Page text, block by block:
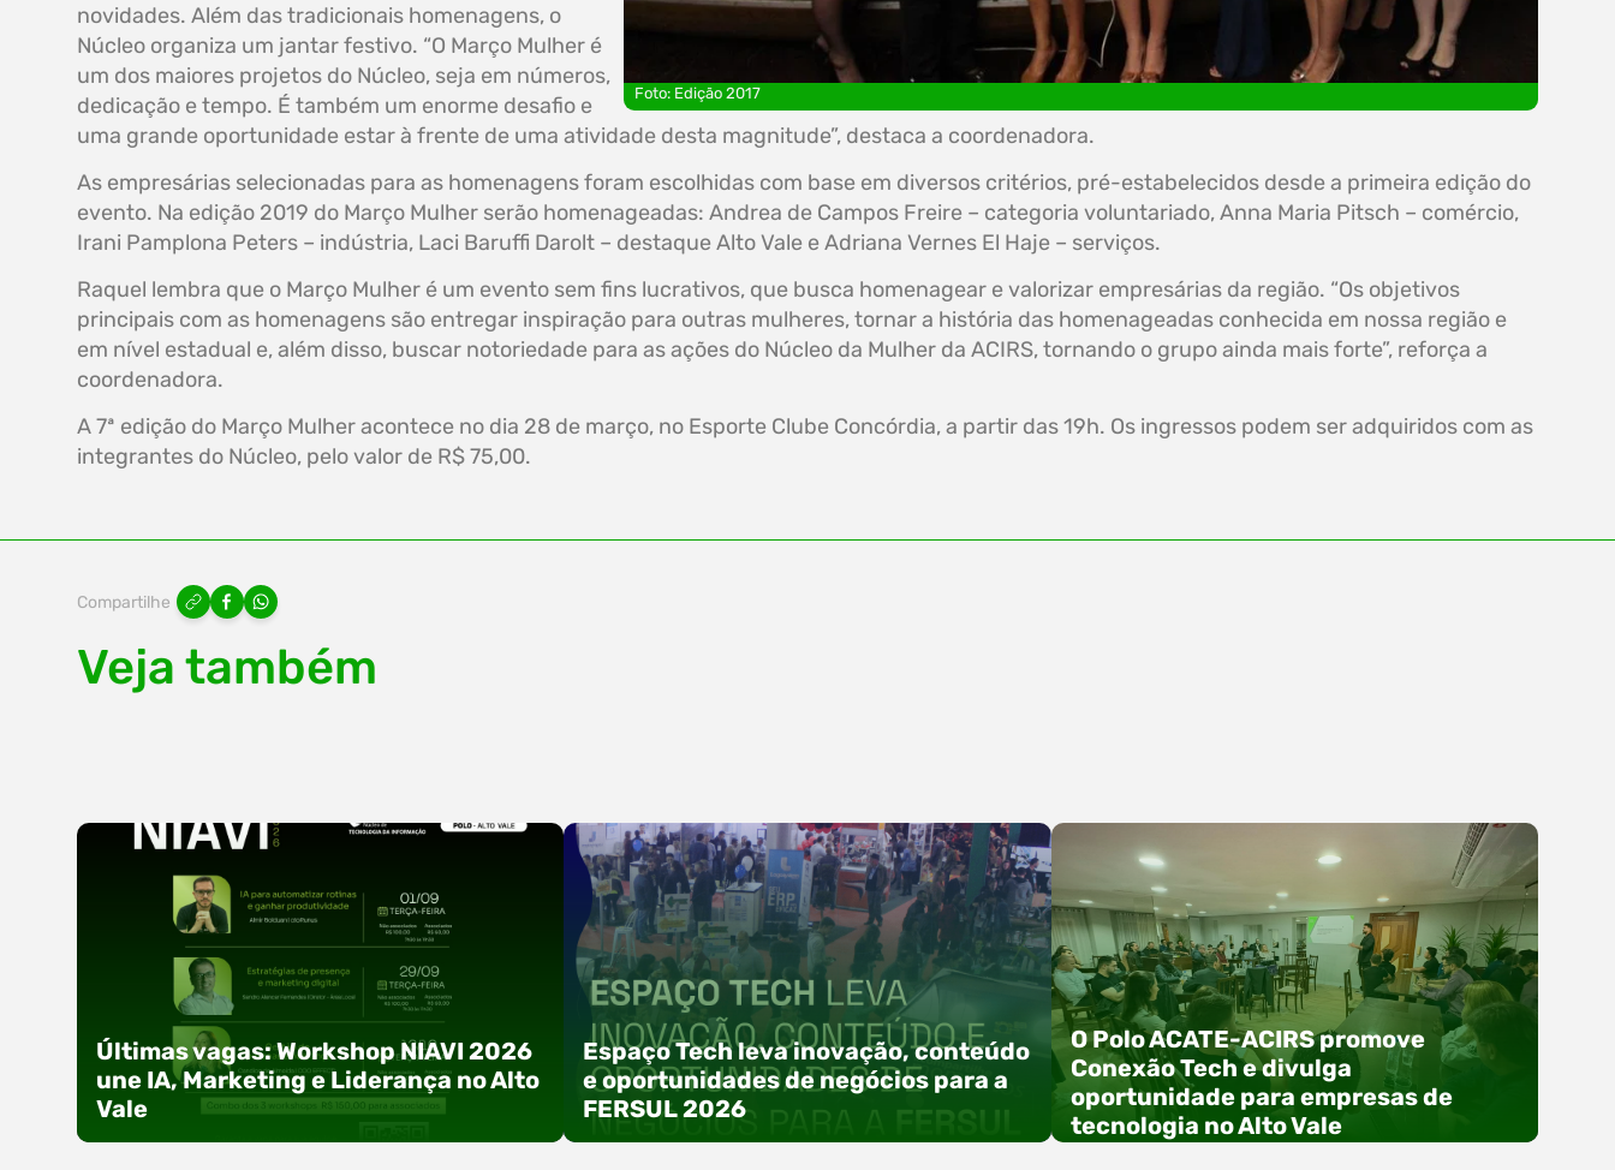
Foto: Edição 2017
novidades. Além das tradicionais homenagens, o
Núcleo organiza um jantar festivo. “O Março Mulher é
um dos maiores projetos do Núcleo, seja em números,
dedicação e tempo. É também um enorme desafio e
uma grande oportunidade estar à frente de uma atividade desta magnitude”, destaca a coordenadora.
As empresárias selecionadas para as homenagens foram escolhidas com base em diversos critérios, pré-estabelecidos desde a primeira edição do
evento. Na edição 2019 do Março Mulher serão homenageadas: Andrea de Campos Freire – categoria voluntariado, Anna Maria Pitsch – comércio,
Irani Pamplona Peters – indústria, Laci Baruffi Darolt – destaque Alto Vale e Adriana Vernes El Haje – serviços.
Raquel lembra que o Março Mulher é um evento sem fins lucrativos, que busca homenagear e valorizar empresárias da região. “Os objetivos
principais com as homenagens são entregar inspiração para outras mulheres, tornar a história das homenageadas conhecida em nossa região e
em nível estadual e, além disso, buscar notoriedade para as ações do Núcleo da Mulher da ACIRS, tornando o grupo ainda mais forte”, reforça a
coordenadora.
A 7ª edição do Março Mulher acontece no dia 28 de março, no Esporte Clube Concórdia, a partir das 19h. Os ingressos podem ser adquiridos com as
integrantes do Núcleo, pelo valor de R$ 75,00.
Compartilhe
Veja também
Últimas vagas: Workshop NIAVI 2026
une IA, Marketing e Liderança no Alto
Vale
Espaço Tech leva inovação, conteúdo
e oportunidades de negócios para a
FERSUL 2026
O Polo ACATE-ACIRS promove
Conexão Tech e divulga
oportunidade para empresas de
tecnologia no Alto Vale